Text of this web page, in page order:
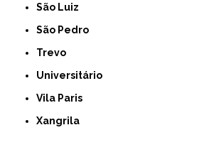
São Luiz
São Pedro
Trevo
Universitário
Vila Paris
Xangrila